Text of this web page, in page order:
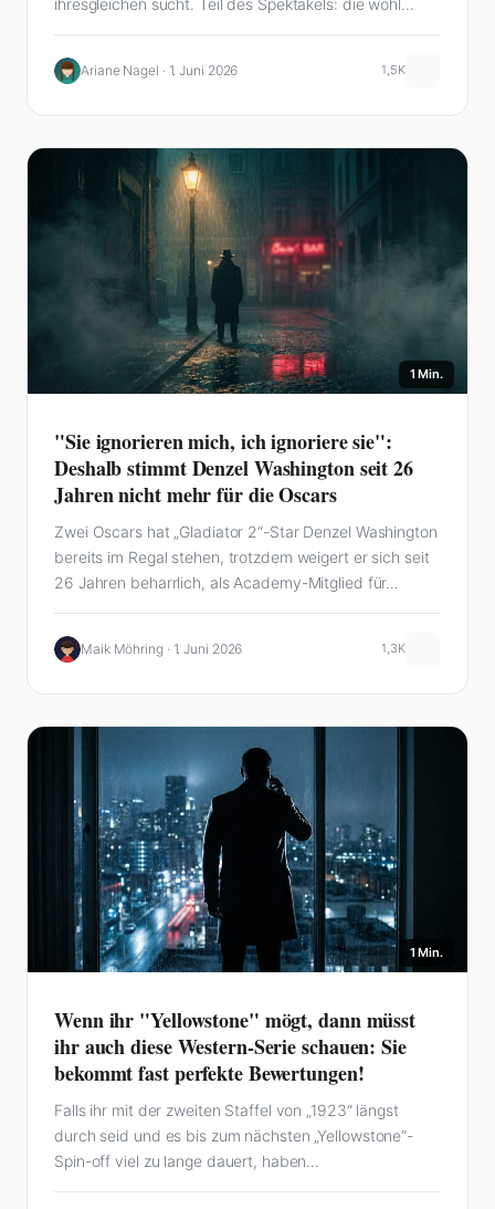
Ariane Nagel · 1. Juni 2026 1,5K
1 Min.
"Sie ignorieren mich, ich ignoriere sie":
Deshalb stimmt Denzel Washington seit 26
Jahren nicht mehr für die Oscars
Zwei Oscars hat „Gladiator 2“-Star Denzel Washington
bereits im Regal stehen, trotzdem weigert er sich seit
26 Jahren beharrlich, als Academy-Mitglied für…
Maik Möhring · 1. Juni 2026 1,3K
1 Min.
Wenn ihr "Yellowstone" mögt, dann müsst
ihr auch diese Western-Serie schauen: Sie
bekommt fast perfekte Bewertungen!
Falls ihr mit der zweiten Staffel von „1923“ längst
durch seid und es bis zum nächsten „Yellowstone“-
Spin-off viel zu lange dauert, haben…